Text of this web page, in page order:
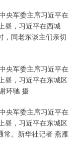
央军委主席习近平在
昼，习近平在西城
，同老东谈主们亲切
央军委主席习近平在
昼，习近平在东城区
环驰 摄
央军委主席习近平在
昼，习近平在东城区
常。新华社记者 燕雁